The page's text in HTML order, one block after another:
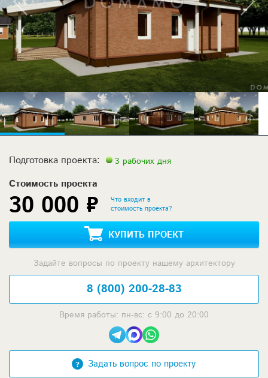
Подготовка проекта: 3 рабочих дня
Стоимость проекта
30 000 ₽
Что входит в
стоимость проекта?
КУПИТЬ ПРОЕКТ
Задайте вопросы по проекту нашему архитектору
8 (800) 200-28-83
Время работы: пн-вс: с 9:00 до 20:00
Задать вопрос по проекту